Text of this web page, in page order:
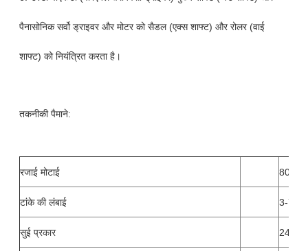
पैनासोनिक सर्वो ड्राइवर और मोटर को सैडल (एक्स शाफ्ट) और रोलर (वाई
शाफ्ट) को नियंत्रित करता है।
तकनीकी पैमाने:
रजाई मोटाई 80 मिमी
टांके की लंबाई 3-7
सुई प्रकार 24/